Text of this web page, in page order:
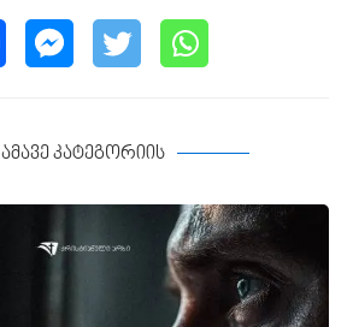
ამავე კატეგორიის